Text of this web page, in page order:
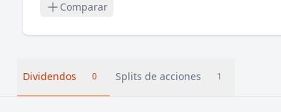
Comparar
Dividendos 0 Splits de acciones 1